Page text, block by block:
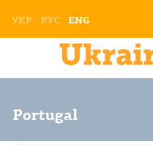
УКР РУС ENG
Portugal